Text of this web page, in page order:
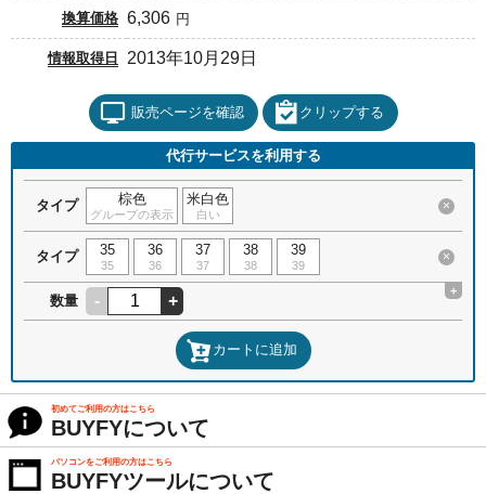
換算価格 6,306 円
情報取得日 2013年10月29日
販売ページを確認 クリップする
代行サービスを利用する
タイプ 棕色
グループの表示
米白色
白い
×
タイプ 35
35
36
36
37
37
38
38
39
39
×
数量 - +
+
カートに追加
初めてご利用の方はこちら
BUYFYについて
パソコンをご利用の方はこちら
BUYFYツールについて